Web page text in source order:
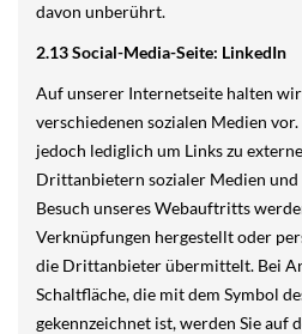
davon unberührt.
2.13 Social-Media-Seite: LinkedIn
Auf unserer Internetseite halten
verschiedenen sozialen Medien
jedoch lediglich um Links zu
Drittanbietern sozialer Medien und
Besuch unseres Webauftritts
Verknüpfungen hergestellt oder
die Drittanbieter übermittelt. Bei
Schaltfläche, die mit dem Symbol
gekennzeichnet ist, werden Sie auf